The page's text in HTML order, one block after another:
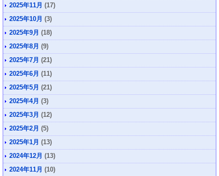
2025年11月 (17)
2025年10月 (3)
2025年9月 (18)
2025年8月 (9)
2025年7月 (21)
2025年6月 (11)
2025年5月 (21)
2025年4月 (3)
2025年3月 (12)
2025年2月 (5)
2025年1月 (13)
2024年12月 (13)
2024年11月 (10)